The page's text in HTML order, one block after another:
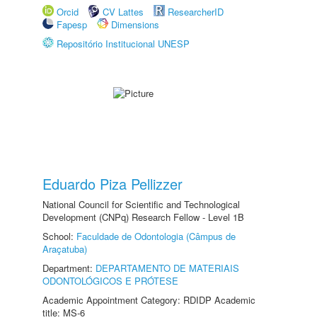
Orcid
CV Lattes
ResearcherID
Fapesp
Dimensions
Repositório Institucional UNESP
Eduardo Piza Pellizzer
National Council for Scientific and Technological
Development (CNPq) Research Fellow - Level 1B
School: Faculdade de Odontologia (Câmpus de
Araçatuba)
Department: DEPARTAMENTO DE MATERIAIS
ODONTOLÓGICOS E PRÓTESE
Academic Appointment Category: RDIDP Academic
title: MS-6